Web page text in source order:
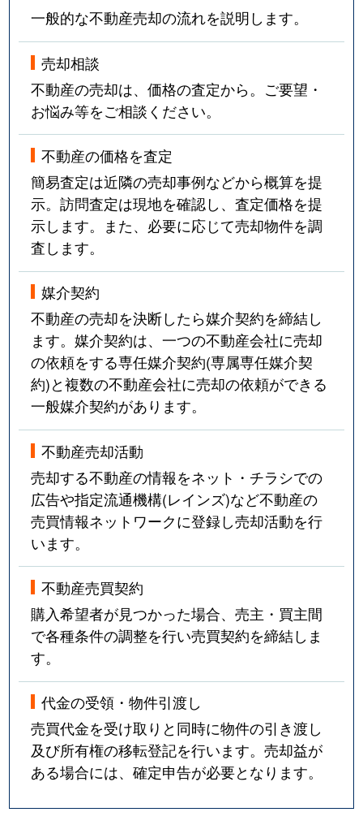
一般的な不動産売却の流れを説明します。
売却相談
不動産の売却は、価格の査定から。ご要望・
お悩み等をご相談ください。
不動産の価格を査定
簡易査定は近隣の売却事例などから概算を提
示。訪問査定は現地を確認し、査定価格を提
示します。また、必要に応じて売却物件を調
査します。
媒介契約
不動産の売却を決断したら媒介契約を締結し
ます。媒介契約は、一つの不動産会社に売却
の依頼をする専任媒介契約(専属専任媒介契
約)と複数の不動産会社に売却の依頼ができる
一般媒介契約があります。
不動産売却活動
売却する不動産の情報をネット・チラシでの
広告や指定流通機構(レインズ)など不動産の
売買情報ネットワークに登録し売却活動を行
います。
不動産売買契約
購入希望者が見つかった場合、売主・買主間
で各種条件の調整を行い売買契約を締結しま
す。
代金の受領・物件引渡し
売買代金を受け取りと同時に物件の引き渡し
及び所有権の移転登記を行います。売却益が
ある場合には、確定申告が必要となります。